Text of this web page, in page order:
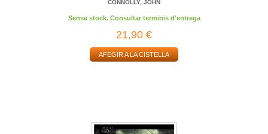
CONNOLLY, JOHN
Sense stock. Consultar terminis d'entrega
21,90 €
AFEGIR A LA CISTELLA